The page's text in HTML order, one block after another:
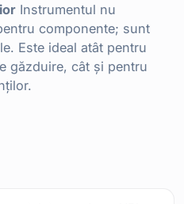
Instrumentul nu
componente; sunt
Este ideal atât pentru
găzduire, cât și pentru